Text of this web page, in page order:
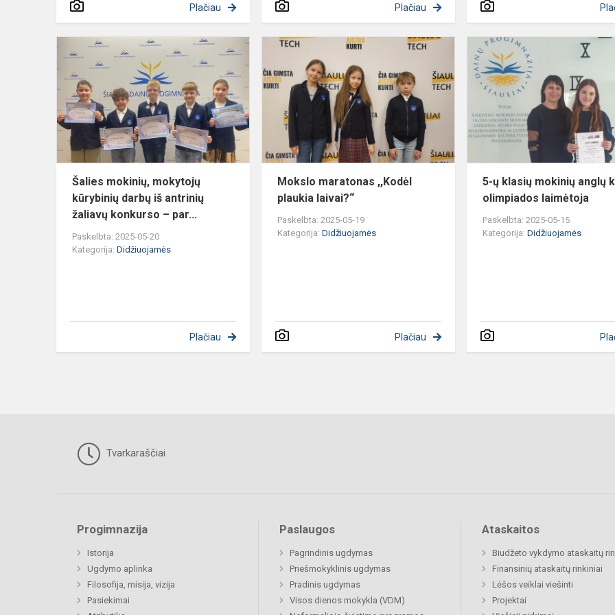
Plačiau Plačiau
Šalies
mokytojų
kūrybinių
darbų
iš
žaliav...
Šalies mokinių, mokytojų
kūrybinių darbų iš antrinių
žaliavų konkurso – par...
Paskelbta: 2025-05-20
Kategorija: Didžiuojamės
Plačiau
Mokslo
maratonas
,,Kodėl
plaukia
Mokslo maratonas ,,Kodėl
plaukia laivai?“
Paskelbta: 2025-05-19
Kategorija:Didžiuojamės
Plačiau
5-ų klasių mokinių anglų
olimpiados laimėtoja
Paskelbta: 2025-05-15
Kategorija:Didžiuojamės
Tvarkaraščiai
Progimnazija
Istorija
Ugdymo aplinka
Filosofija, misija, vizija
Pasiekimai
Paslaugos
Pagrindinis ugdymas
Priešmokyklinis ugdymas
Pradinis ugdymas
Visos dienos mokykla (VDM)
Ataskaitos
Biudžeto vykdymo ataskaitų
Finansinių ataskaitų rinkiniai
Lėšos veiklai viešinti
Projektai